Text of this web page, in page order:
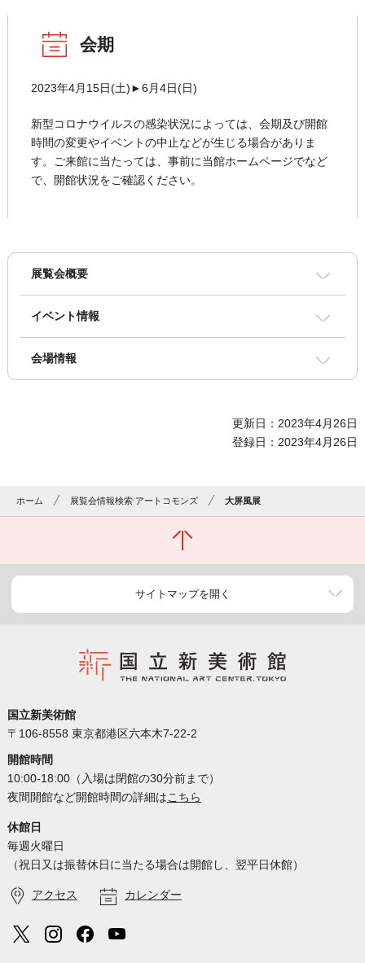
会期
2023年4月15日(土)►6月4日(日)
新型コロナウイルスの感染状況によっては、会期及び開館
時間の変更やイベントの中止などが生じる場合がありま
す。ご来館に当たっては、事前に当館ホームページでなど
で、開館状況をご確認ください。
展覧会概要
イベント情報
会場情報
更新日：2023年4月26日
登録日：2023年4月26日
ホーム 展覧会情報検索 アートコモンズ 大屏風展
サイトマップを開く
国立新美術館
〒106-8558 東京都港区六本木7-22-2
開館時間
10:00-18:00（入場は閉館の30分前まで）
夜間開館など開館時間の詳細はこちら
休館日
毎週火曜日
（祝日又は振替休日に当たる場合は開館し、翌平日休館）
アクセス カレンダー